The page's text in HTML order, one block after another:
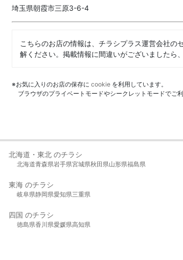
埼玉県朝霞市三原3-6-4
こちらのお店の情報は、チラシプラス運営会社
解ください。掲載情報に間違いがございましたら
※お気に入りのお店の保存に cookie を利用しています。
ブラウザのプライベートモードやシークレットモードでご
北海道・東北 のチラシ
北海道青森県岩手県宮城県秋田県山形県福島県
東海 のチラシ
岐阜県静岡県愛知県三重県
四国 のチラシ
徳島県香川県愛媛県高知県